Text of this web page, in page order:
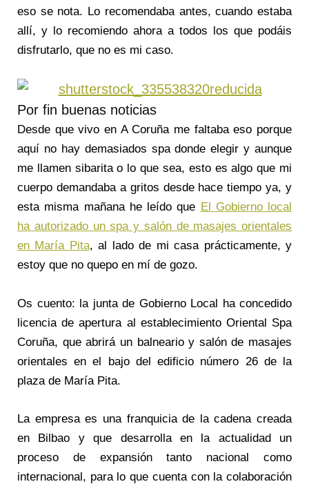
eso se nota. Lo recomendaba antes, cuando estaba
allí, y lo recomiendo ahora a todos los que podáis
disfrutarlo, que no es mi caso.
Por fin buenas noticias
Desde que vivo en A Coruña me faltaba eso porque
aquí no hay demasiados spa donde elegir y aunque
me llamen sibarita o lo que sea, esto es algo que mi
cuerpo demandaba a gritos desde hace tiempo ya, y
esta misma mañana he leído que El Gobierno local
ha autorizado un spa y salón de masajes orientales
en María Pita, al lado de mi casa prácticamente, y
estoy que no quepo en mí de gozo.
Os cuento: la junta de Gobierno Local ha concedido
licencia de apertura al establecimiento Oriental Spa
Coruña, que abrirá un balneario y salón de masajes
orientales en el bajo del edificio número 26 de la
plaza de María Pita.
La empresa es una franquicia de la cadena creada
en Bilbao y que desarrolla en la actualidad un
proceso de expansión tanto nacional como
internacional, para lo que cuenta con la colaboración